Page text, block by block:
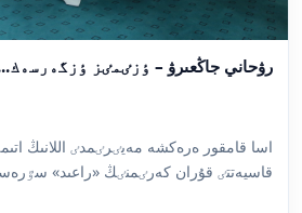
رۋحاني جاڭعىرۋ – ٶزٸمٸز
اسا قامقور ەرەكشە مەيٸرٸمدٸ اللانىڭ
قاسيەتتٸ قۇران كەرٸمنٸڭ «راعىد»